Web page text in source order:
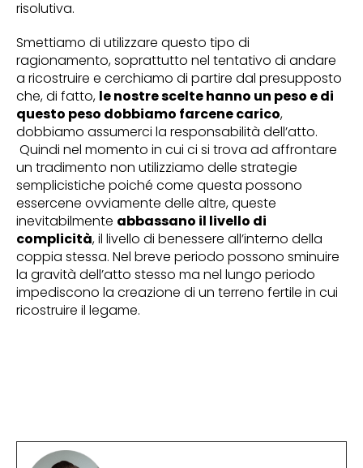
risolutiva.
Smettiamo di utilizzare questo tipo di
ragionamento, soprattutto nel tentativo di andare
a ricostruire e cerchiamo di partire dal presupposto
che, di fatto, le nostre scelte hanno un peso e di
questo peso dobbiamo farcene carico,
dobbiamo assumerci la responsabilità dell’atto.
Quindi nel momento in cui ci si trova ad affrontare
un tradimento non utilizziamo delle strategie
semplicistiche poiché come questa possono
essercene ovviamente delle altre, queste
inevitabilmente abbassano il livello di
complicità, il livello di benessere all’interno della
coppia stessa. Nel breve periodo possono sminuire
la gravità dell’atto stesso ma nel lungo periodo
impediscono la creazione di un terreno fertile in cui
ricostruire il legame.